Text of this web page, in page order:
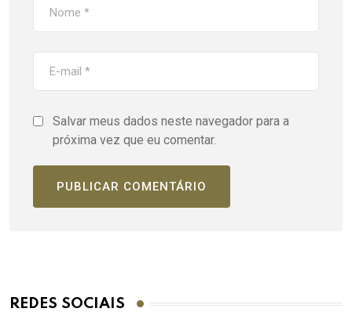
Salvar meus dados neste navegador para a
próxima vez que eu comentar.
REDES SOCIAIS